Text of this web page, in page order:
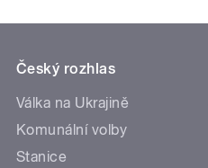
Český rozhlas
Válka na Ukrajině
Komunální volby
Stanice